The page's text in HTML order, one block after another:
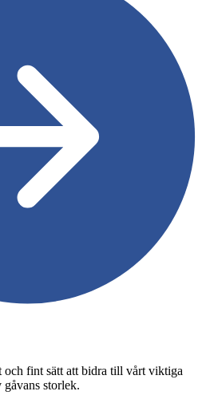
och fint sätt att bidra till vårt viktiga
storlek.